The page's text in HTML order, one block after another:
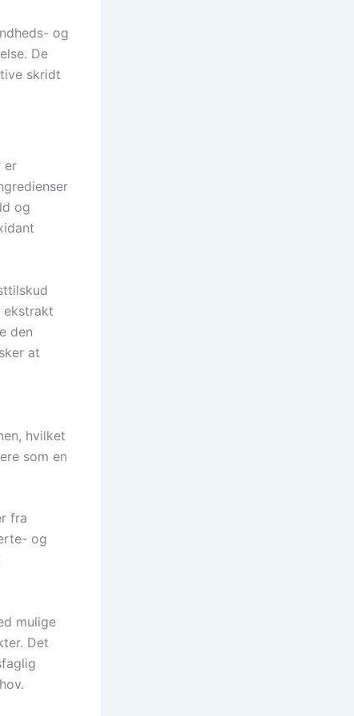
og
De
skridt
er
og
den
at
hvilket
som en
fra
og
mulige
Det